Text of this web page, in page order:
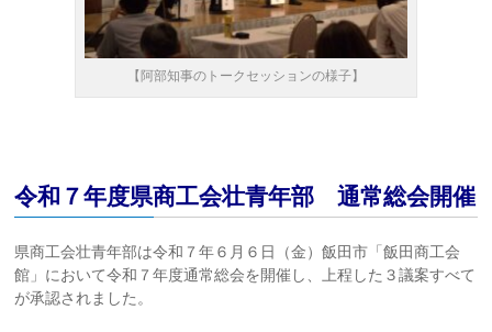
【阿部知事のトークセッションの様子】
令和７年度県商工会壮青年部 通常総会開催
県商工会壮青年部は令和７年６月６日（金）飯田市「飯田商工会
館」において令和７年度通常総会を開催し、上程した３議案すべて
が承認されました。